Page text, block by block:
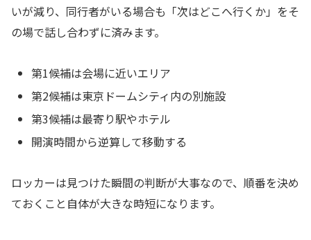
いが減り、同行者がいる場合も「次はどこへ行くか」をそ
の場で話し合わずに済みます。
第1候補は会場に近いエリア
第2候補は東京ドームシティ内の別施設
第3候補は最寄り駅やホテル
開演時間から逆算して移動する
ロッカーは見つけた瞬間の判断が大事なので、順番を決め
ておくこと自体が大きな時短になります。